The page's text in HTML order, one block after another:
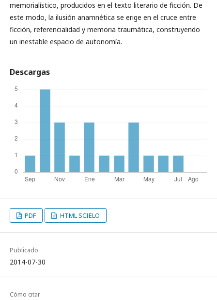
memorialístico, producidos en el texto literario de ficción. De
este modo, la ilusión anamnética se erige en el cruce entre
ficción, referencialidad y memoria traumática, construyendo
un inestable espacio de autonomía.
Descargas
PDF HTML SCIELO
Publicado
2014-07-30
Cómo citar